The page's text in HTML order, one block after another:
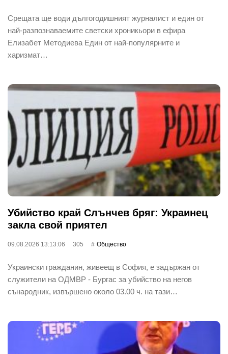
Срещата ще води дългогодишният журналист и един от
най-разпознаваемите светски хроникьори в ефира
Елизабет Методиева Един от най-популярните и
харизмат…
Убийство край Слънчев бряг: Украинец
закла свой приятел
09.08.2026 13:13:06 305 Общество
Украински гражданин, живеещ в София, е задържан от
служители на ОДМВР - Бургас за убийство на негов
сънародник, извършено около 03.00 ч. на тази…